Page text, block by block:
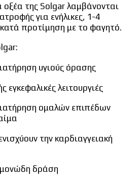
της Solgar λαμβάνονται
για ενήλικες, 1-4
προτίμηση με το φαγητό.
υγιούς όρασης
εγκεφαλικές λειτουργιές
ομαλών επιπέδων
την καρδιαγγειακή
δράση